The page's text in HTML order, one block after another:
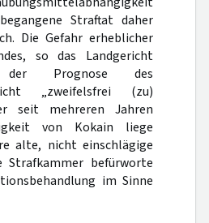
Straftat daher
Die Gefahr erheblicher
so das Landgericht
der Prognose des
„zweifelsfrei (zu)
seit mehreren Jahren
von Kokain liege
alte, nicht einschlägige
Strafkammer befürworte
im Sinne